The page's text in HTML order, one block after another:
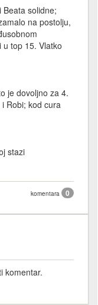
solidne;
na postolju,
top 15. Vlatko
je dovoljno za 4.
Robi; kod cura
stazi
komentara 0
komentar.